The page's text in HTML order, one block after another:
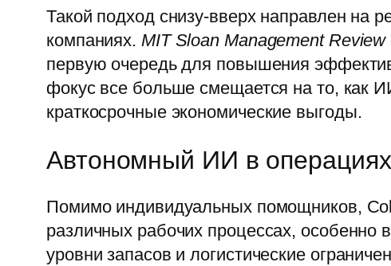
Такой подход снизу-вверх направлен
компаниях. MIT Sloan Management Review
первую очередь для повышения
фокус все больше смещается на то, как
краткосрочные экономические выгоды.
Автономный ИИ в операциях
Помимо индивидуальных помощников,
различных рабочих процессах, особенно
уровни запасов и логистические